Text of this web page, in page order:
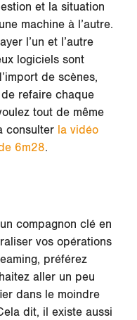
et la situation
machine à l’autre.
l’un et l’autre
logiciels sont
de scènes,
refaire chaque
tout de même
consulter la vidéo
6m28.
compagnon clé en
vos opérations
préférez
aller un peu
dans le moindre
dit, il existe aussi